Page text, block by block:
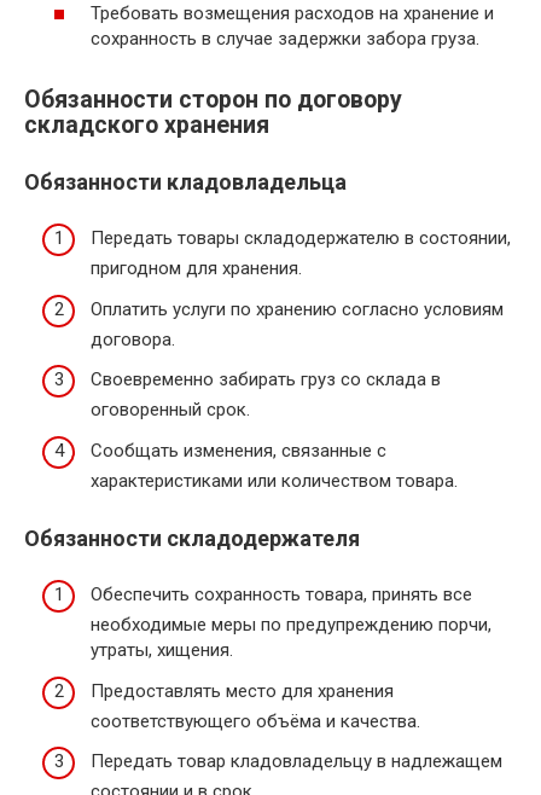
Требовать возмещения расходов на хранение и
сохранность в случае задержки забора груза.
Обязанности сторон по договору
складского хранения
Обязанности кладовладельца
Передать товары складодержателю в состоянии,
пригодном для хранения.
Оплатить услуги по хранению согласно условиям
договора.
Своевременно забирать груз со склада в
оговоренный срок.
Сообщать изменения, связанные с
характеристиками или количеством товара.
Обязанности складодержателя
Обеспечить сохранность товара, принять все
необходимые меры по предупреждению порчи,
утраты, хищения.
Предоставлять место для хранения
соответствующего объёма и качества.
Передать товар кладовладельцу в надлежащем